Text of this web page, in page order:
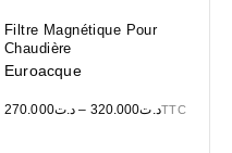
Filtre Magnétique Pour
Chaudière
Euroacque
د.ت270.000 – د.ت320.000 TTC